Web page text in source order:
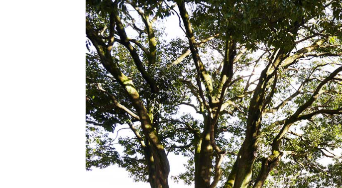
ち
特
連
ジャー
タグ